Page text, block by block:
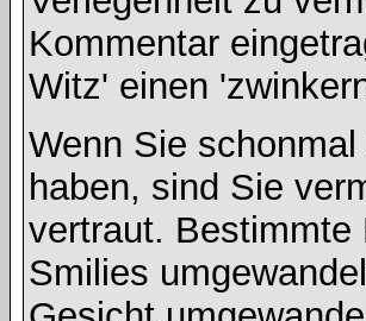
Kommentar
Witz' einen
Wenn Sie
haben, sind Sie
vertraut. Bestimmte
Smilies